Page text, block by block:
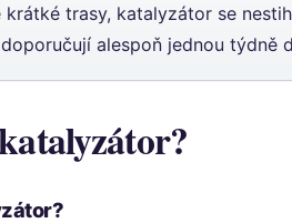
trasy, katalyzátor se
alespoň jednou týdně